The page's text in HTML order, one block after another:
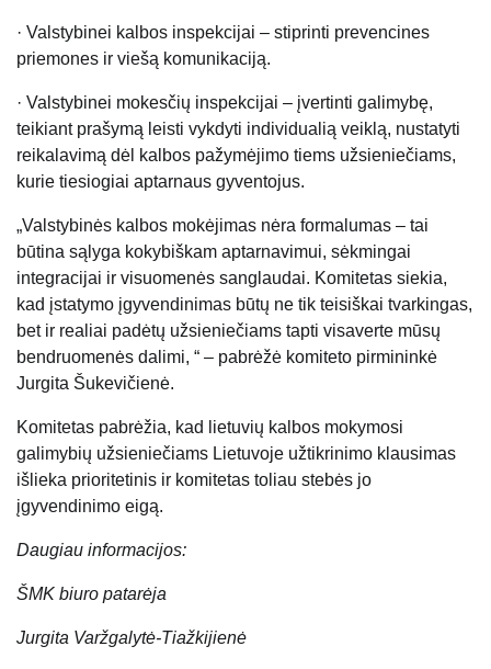
· Valstybinei kalbos inspekcijai – stiprinti prevencines
priemones ir viešą komunikaciją.
· Valstybinei mokesčių inspekcijai – įvertinti galimybę,
teikiant prašymą leisti vykdyti individualią veiklą, nustatyti
reikalavimą dėl kalbos pažymėjimo tiems užsieniečiams,
kurie tiesiogiai aptarnaus gyventojus.
„Valstybinės kalbos mokėjimas nėra formalumas – tai
būtina sąlyga kokybiškam aptarnavimui, sėkmingai
integracijai ir visuomenės sanglaudai. Komitetas siekia,
kad įstatymo įgyvendinimas būtų ne tik teisiškai tvarkingas,
bet ir realiai padėtų užsieniečiams tapti visaverte mūsų
bendruomenės dalimi, “ – pabrėžė komiteto pirmininkė
Jurgita Šukevičienė.
Komitetas pabrėžia, kad
lietuvių kalbos mokymosi
galimybių užsieniečiams Lietuvoje užtikrinimo klausimas
išlieka prioritetinis ir komitetas toliau stebės jo
įgyvendinimo eigą.
Daugiau informacijos:
ŠMK biuro patarėja
Jurgita Varžgalytė-Tiažkijienė